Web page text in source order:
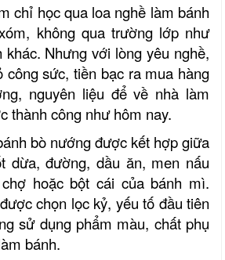
chỉ học qua loa nghề làm bánh
không qua trường lớp như
Nhưng với lòng yêu nghề,
công sức, tiền bạc ra mua hàng
nguyên liệu để về nhà làm
thành công như hôm nay.
bò nướng được kết hợp giữa
dừa, đường, dầu ăn, men nấu
hoặc bột cái của bánh mì.
chọn lọc kỷ, yếu tố đầu tiên
sử dụng phẩm màu, chất phụ
bánh.